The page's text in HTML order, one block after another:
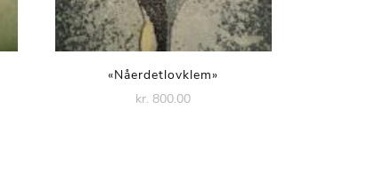
«Nåerdetlovklem»
kr. 800.00